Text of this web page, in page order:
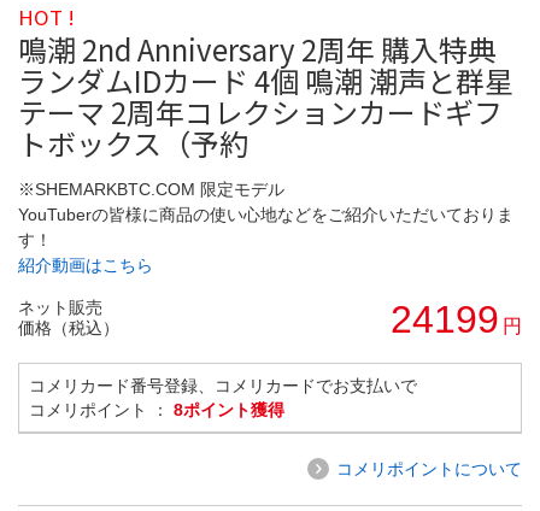
HOT !
鳴潮 2nd Anniversary 2周年 購入特典
ランダムIDカード 4個 鳴潮 潮声と群星
テーマ 2周年コレクションカードギフ
トボックス（予約
※SHEMARKBTC.COM 限定モデル
YouTuberの皆様に商品の使い心地などをご紹介いただいておりま
す！
紹介動画はこちら
ネット販売
価格（税込）
24199 円
コメリカード番号登録、コメリカードでお支払いで
コメリポイント ： 8ポイント獲得
コメリポイントについて